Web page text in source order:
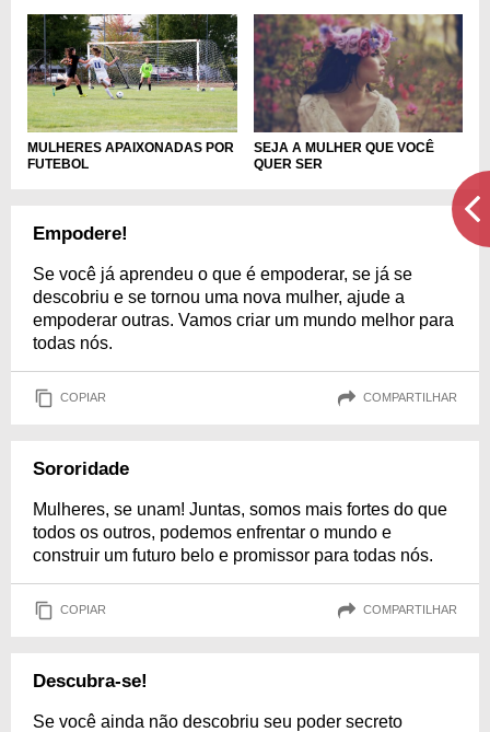
MULHERES APAIXONADAS POR
FUTEBOL
SEJA A MULHER QUE VOCÊ
QUER SER
Empodere!
Se você já aprendeu o que é empoderar, se já se
descobriu e se tornou uma nova mulher, ajude a
empoderar outras. Vamos criar um mundo melhor para
todas nós.
COPIAR COMPARTILHAR
Sororidade
Mulheres, se unam! Juntas, somos mais fortes do que
todos os outros, podemos enfrentar o mundo e
construir um futuro belo e promissor para todas nós.
COPIAR COMPARTILHAR
Descubra-se!
Se você ainda não descobriu seu poder secreto